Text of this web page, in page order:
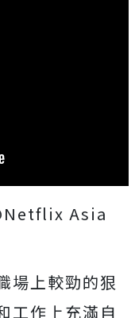
Asia
場上較勁的狠
工作上充滿自